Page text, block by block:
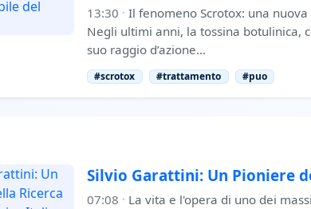
13:30 · Il fenomeno Scrotox: una
Negli ultimi anni, la tossina botulinica,
suo raggio d’azione…
#scrotox #trattamento #puo
Silvio Garattini: Un Pioniere
07:08 · La vita e l'opera di uno dei